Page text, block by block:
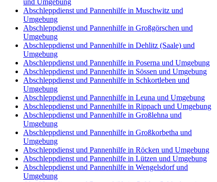
und Umgebung
Abschleppdienst und Pannenhilfe in Muschwitz und
Umgebung
Abschleppdienst und Pannenhilfe in Großgörschen und
Umgebung
Abschleppdienst und Pannenhilfe in Dehlitz (Saale) und
Umgebung
Abschleppdienst und Pannenhilfe in Poserna und Umgebung
Abschleppdienst und Pannenhilfe in Sössen und Umgebung
Abschleppdienst und Pannenhilfe in Schkortleben und
Umgebung
Abschleppdienst und Pannenhilfe in Leuna und Umgebung
Abschleppdienst und Pannenhilfe in Rippach und Umgebung
Abschleppdienst und Pannenhilfe in Großlehna und
Umgebung
Abschleppdienst und Pannenhilfe in Großkorbetha und
Umgebung
Abschleppdienst und Pannenhilfe in Röcken und Umgebung
Abschleppdienst und Pannenhilfe in Lützen und Umgebung
Abschleppdienst und Pannenhilfe in Wengelsdorf und
Umgebung